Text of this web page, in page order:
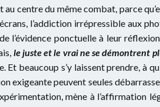
au centre du même combat, parce
l’addiction irrépressible aux
l’évidence ponctuelle à leur
le juste et le vrai ne se démontrent
beaucoup s’y laissent prendre, à
exigeante peuvent seules
mène à l’affirmation